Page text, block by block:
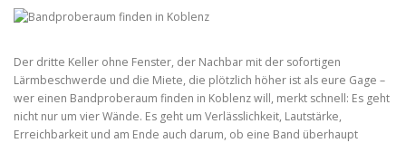
Der dritte Keller ohne Fenster, der Nachbar mit der sofortigen
Lärmbeschwerde und die Miete, die plötzlich höher ist als eure Gage –
wer einen Bandproberaum finden in Koblenz will, merkt schnell: Es geht
nicht nur um vier Wände. Es geht um Verlässlichkeit, Lautstärke,
Erreichbarkeit und am Ende auch darum, ob eine Band überhaupt